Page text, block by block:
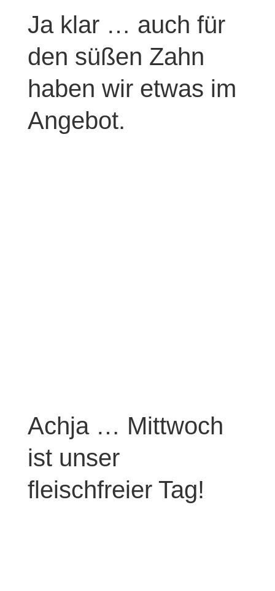
Ja klar … auch für
den süßen Zahn
haben wir etwas im
Angebot.
Achja … Mittwoch
ist unser
fleischfreier Tag!